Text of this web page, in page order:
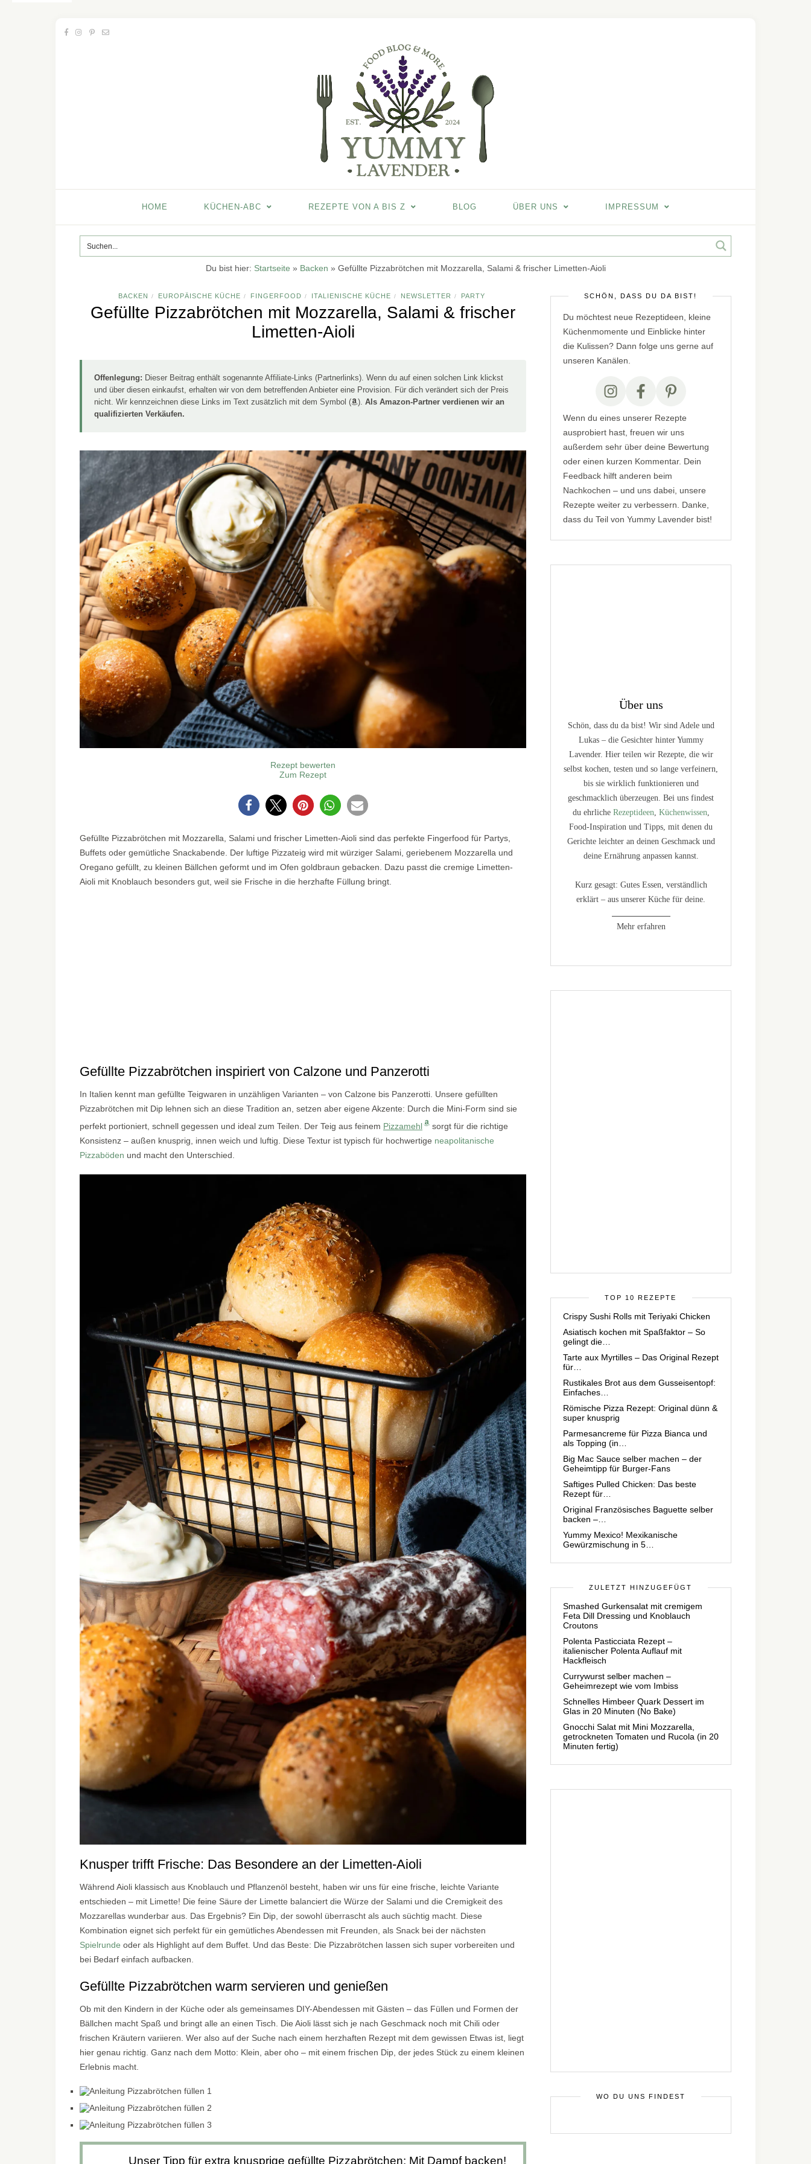
HOME KÜCHEN-ABC REZEPTE VON A BIS Z BLOG ÜBER UNS IMPRESSUM
Du bist hier: Startseite » Backen » Gefüllte Pizzabrötchen mit Mozzarella, Salami & frischer Limetten-Aioli
BACKEN / EUROPÄISCHE KÜCHE / FINGERFOOD / ITALIENISCHE KÜCHE / NEWSLETTER / PARTY
Gefüllte Pizzabrötchen mit Mozzarella, Salami & frischer
Limetten-Aioli
Offenlegung: Dieser Beitrag enthält sogenannte Affiliate-Links (Partnerlinks). Wenn du auf einen solchen Link klickst
und über diesen einkaufst, erhalten wir von dem betreffenden Anbieter eine Provision. Für dich verändert sich der Preis
nicht. Wir kennzeichnen diese Links im Text zusätzlich mit dem Symbol (
). Als Amazon-Partner verdienen wir an
qualifizierten Verkäufen.
Zum Rezept
Rezept bewerten
0
Gefüllte Pizzabrötchen mit Mozzarella, Salami und frischer Limetten-Aioli sind das perfekte Fingerfood für Partys,
Buffets oder gemütliche Snackabende. Der luftige Pizzateig wird mit würziger Salami, geriebenem Mozzarella und
Oregano gefüllt, zu kleinen Bällchen geformt und im Ofen goldbraun gebacken. Dazu passt die cremige Limetten-
Aioli mit Knoblauch besonders gut, weil sie Frische in die herzhafte Füllung bringt.
Gefüllte Pizzabrötchen inspiriert von Calzone und Panzerotti
In Italien kennt man gefüllte Teigwaren in unzähligen Varianten – von Calzone bis Panzerotti. Unsere gefüllten
Pizzabrötchen mit Dip lehnen sich an diese Tradition an, setzen aber eigene Akzente: Durch die Mini-Form sind sie
perfekt portioniert, schnell gegessen und ideal zum Teilen. Der Teig aus feinem Pizzamehl
sorgt für die richtige
Konsistenz – außen knusprig, innen weich und luftig. Diese Textur ist typisch für hochwertige neapolitanische
Pizzaböden und macht den Unterschied.
Knusper trifft Frische: Das Besondere an der Limetten-Aioli
Während Aioli klassisch aus Knoblauch und Pflanzenöl besteht, haben wir uns für eine frische, leichte Variante
entschieden – mit Limette! Die feine Säure der Limette balanciert die Würze der Salami und die Cremigkeit des
Mozzarellas wunderbar aus. Das Ergebnis? Ein Dip, der sowohl überrascht als auch süchtig macht. Diese
Kombination eignet sich perfekt für ein gemütliches Abendessen mit Freunden, als Snack bei der nächsten
Spielrunde oder als Highlight auf dem Buffet. Und das Beste: Die Pizzabrötchen lassen sich super vorbereiten und
bei Bedarf einfach aufbacken.
Gefüllte Pizzabrötchen warm servieren und genießen
Ob mit den Kindern in der Küche oder als gemeinsames DIY-Abendessen mit Gästen – das Füllen und Formen der
Bällchen macht Spaß und bringt alle an einen Tisch. Die Aioli lässt sich je nach Geschmack noch mit Chili oder
frischen Kräutern variieren. Wer also auf der Suche nach einem herzhaften Rezept mit dem gewissen Etwas ist, liegt
hier genau richtig. Ganz nach dem Motto: Klein, aber oho – mit einem frischen Dip, der jedes Stück zu einem kleinen
Erlebnis macht.
Unser Tipp für extra knusprige gefüllte Pizzabrötchen: Mit Dampf backen!
SCHÖN, DASS DU DA BIST!
Du möchtest neue Rezeptideen, kleine
Küchenmomente und Einblicke hinter
die Kulissen? Dann folge uns gerne auf
unseren Kanälen.
Wenn du eines unserer Rezepte
ausprobiert hast, freuen wir uns
außerdem sehr über deine Bewertung
oder einen kurzen Kommentar. Dein
Feedback hilft anderen beim
Nachkochen – und uns dabei, unsere
Rezepte weiter zu verbessern. Danke,
dass du Teil von Yummy Lavender bist!
Über uns
Schön, dass du da bist! Wir sind Adele und
Lukas – die Gesichter hinter Yummy
Lavender. Hier teilen wir Rezepte, die wir
selbst kochen, testen und so lange verfeinern,
bis sie wirklich funktionieren und
geschmacklich überzeugen. Bei uns findest
du ehrliche Rezeptideen Küchenwissen
Food-Inspiration und Tipps, mit denen du
Gerichte leichter an deinen Geschmack und
deine Ernährung anpassen kannst.
Kurz gesagt: Gutes Essen, verständlich
erklärt – aus unserer Küche für deine.
Mehr erfahren
TOP 10 REZEPTE
Crispy Sushi Rolls mit Teriyaki Chicken
Asiatisch kochen mit Spaßfaktor – So
gelingt die…
Tarte aux Myrtilles – Das Original Rezept
für…
Rustikales Brot aus dem Gusseisentopf:
Einfaches…
Römische Pizza Rezept: Original dünn &
super knusprig
Parmesancreme für Pizza Bianca und
als Topping (in…
Big Mac Sauce selber machen – der
Geheimtipp für Burger-Fans
Saftiges Pulled Chicken: Das beste
Rezept für…
Original Französisches Baguette selber
backen –…
Yummy Mexico! Mexikanische
Gewürzmischung in 5…
ZULETZT HINZUGEFÜGT
Smashed Gurkensalat mit cremigem
Feta Dill Dressing und Knoblauch
Croutons
Polenta Pasticciata Rezept –
italienischer Polenta Auflauf mit
Hackfleisch
Currywurst selber machen –
Geheimrezept wie vom Imbiss
Schnelles Himbeer Quark Dessert im
Glas in 20 Minuten (No Bake)
Gnocchi Salat mit Mini Mozzarella,
getrockneten Tomaten und Rucola (in 20
Minuten fertig)
WO DU UNS FINDEST